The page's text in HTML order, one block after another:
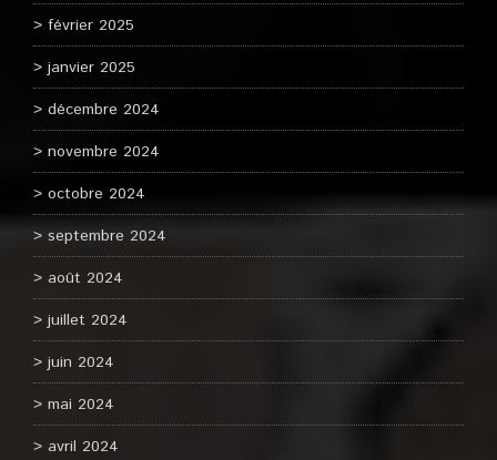
février 2025
janvier 2025
décembre 2024
novembre 2024
octobre 2024
septembre 2024
août 2024
juillet 2024
juin 2024
mai 2024
avril 2024